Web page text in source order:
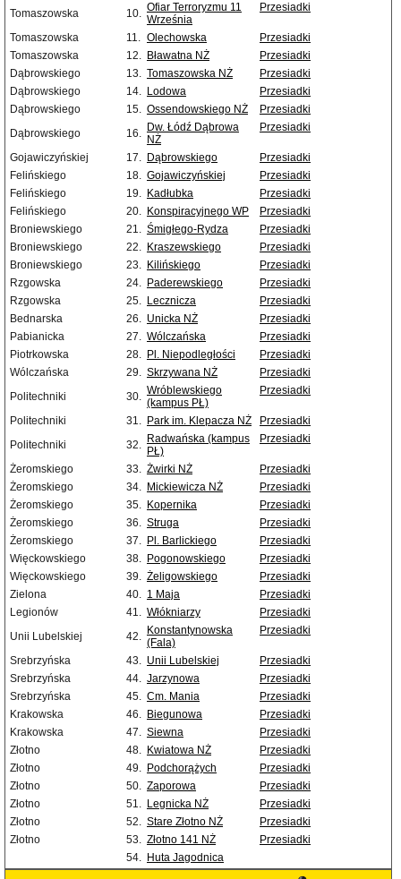
Tomaszowska 10. Ofiar Terroryzmu 11
Września
Przesiadki
Tomaszowska 11. Olechowska
Przesiadki
Tomaszowska
12. Bławatna NŻ
Przesiadki
Dąbrowskiego
13. Tomaszowska NŻ
Przesiadki
Dąbrowskiego
14. Lodowa
Przesiadki
Dąbrowskiego
15. Ossendowskiego NŻ
Przesiadki
Dąbrowskiego
16. Dw. Łódź Dąbrowa
NŻ
Przesiadki
Gojawiczyńskiej 17. Dąbrowskiego
Przesiadki
Felińskiego
18. Gojawiczyńskiej
Przesiadki
Felińskiego
19. Kadłubka
Przesiadki
Felińskiego
20. Konspiracyjnego WP
Przesiadki
Broniewskiego
21. Śmigłego-Rydza
Przesiadki
Broniewskiego
22. Kraszewskiego
Przesiadki
Broniewskiego
23. Kilińskiego
Przesiadki
Rzgowska
24. Paderewskiego
Przesiadki
Rzgowska
25. Lecznicza
Przesiadki
Bednarska
26. Unicka NŻ
Przesiadki
Pabianicka
27. Wólczańska
Przesiadki
Piotrkowska
28. Pl. Niepodległości
Przesiadki
Wólczańska
29. Skrzywana NŻ
Przesiadki
Politechniki
30. Wróblewskiego
(kampus PŁ)
Przesiadki
Politechniki 31. Park im. Klepacza NŻ
Przesiadki
Politechniki
32. Radwańska (kampus
PŁ)
Przesiadki
Żeromskiego 33. Żwirki NŻ
Przesiadki
Żeromskiego
34. Mickiewicza NŻ
Przesiadki
Żeromskiego
35. Kopernika
Przesiadki
Żeromskiego
36. Struga
Przesiadki
Żeromskiego
37. Pl. Barlickiego
Przesiadki
Więckowskiego
38. Pogonowskiego
Przesiadki
Więckowskiego
39. Żeligowskiego
Przesiadki
Zielona
40. 1 Maja
Przesiadki
Legionów
41. Włókniarzy
Przesiadki
Unii Lubelskiej
42. Konstantynowska
(Fala)
Przesiadki
Srebrzyńska 43. Unii Lubelskiej
Przesiadki
Srebrzyńska
44. Jarzynowa
Przesiadki
Srebrzyńska
45. Cm. Mania
Przesiadki
Krakowska
46. Biegunowa
Przesiadki
Krakowska
47. Siewna
Przesiadki
Złotno
48. Kwiatowa NŻ
Przesiadki
Złotno
49. Podchorążych
Przesiadki
Złotno
50. Zaporowa
Przesiadki
Złotno
51. Legnicka NŻ
Przesiadki
Złotno
52. Stare Złotno NŻ
Przesiadki
Złotno
53. Złotno 141 NŻ
Przesiadki
54. Huta Jagodnica